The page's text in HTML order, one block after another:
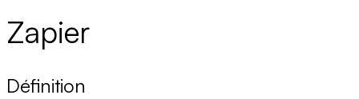
Zapier
Définition